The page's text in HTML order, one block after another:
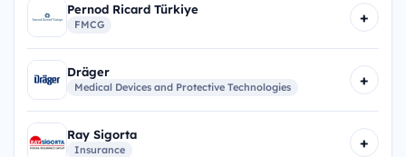
Pernod Ricard Türkiye
FMCG +
Dräger
Medical Devices and Protective Technologies +
Ray Sigorta
Insurance +